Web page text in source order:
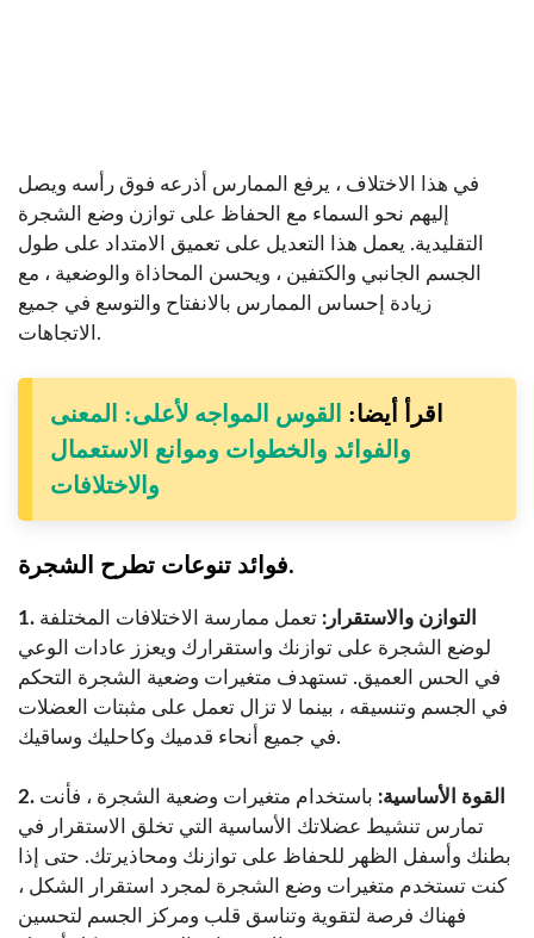
في هذا الاختلاف ، يرفع الممارس أذرعه فوق رأسه ويصل
إليهم نحو السماء مع الحفاظ على توازن وضع الشجرة
التقليدية. يعمل هذا التعديل على تعميق الامتداد على طول
الجسم الجانبي والكتفين ، ويحسن المحاذاة والوضعية ، مع
زيادة إحساس الممارس بالانفتاح والتوسع في جميع
الاتجاهات.
اقرأ أيضا: القوس المواجه لأعلى: المعنى
والفوائد والخطوات وموانع الاستعمال
والاختلافات
فوائد تنوعات تطرح الشجرة.
1. التوازن والاستقرار: تعمل ممارسة الاختلافات المختلفة
لوضع الشجرة على توازنك واستقرارك ويعزز عادات الوعي
في الحس العميق. تستهدف متغيرات وضعية الشجرة التحكم
في الجسم وتنسيقه ، بينما لا تزال تعمل على مثبتات العضلات
في جميع أنحاء قدميك وكاحليك وساقيك.
2. القوة الأساسية: باستخدام متغيرات وضعية الشجرة ، فأنت
تمارس تنشيط عضلاتك الأساسية التي تخلق الاستقرار في
بطنك وأسفل الظهر للحفاظ على توازنك ومحاذيرتك. حتى إذا
كنت تستخدم متغيرات وضع الشجرة لمجرد استقرار الشكل ،
فهناك فرصة لتقوية وتناسق قلب ومركز الجسم لتحسين